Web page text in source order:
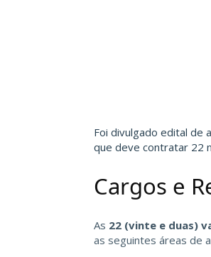
Foi divulgado edital de
que deve contratar 22
Cargos e
As 22 (vinte e duas)
as seguintes áreas de